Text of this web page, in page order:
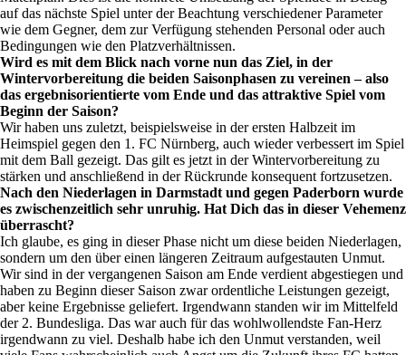
auf das nächste Spiel unter der Beachtung verschiedener Parameter
wie dem Gegner, dem zur Verfügung stehenden Personal oder auch
Bedingungen wie den Platzverhältnissen.
Wird es mit dem Blick nach vorne nun das Ziel, in der
Wintervorbereitung die beiden Saisonphasen zu vereinen – also
das ergebnisorientierte vom Ende und das attraktive Spiel vom
Beginn der Saison?
Wir haben uns zuletzt, beispielsweise in der ersten Halbzeit im
Heimspiel gegen den 1. FC Nürnberg, auch wieder verbessert im Spiel
mit dem Ball gezeigt. Das gilt es jetzt in der Wintervorbereitung zu
stärken und anschließend in der Rückrunde konsequent fortzusetzen.
Nach den Niederlagen in Darmstadt und gegen Paderborn wurde
es zwischenzeitlich sehr unruhig. Hat Dich das in dieser Vehemenz
überrascht?
Ich glaube, es ging in dieser Phase nicht um diese beiden Niederlagen,
sondern um den über einen längeren Zeitraum aufgestauten Unmut.
Wir sind in der vergangenen Saison am Ende verdient abgestiegen und
haben zu Beginn dieser Saison zwar ordentliche Leistungen gezeigt,
aber keine Ergebnisse geliefert. Irgendwann standen wir im Mittelfeld
der 2. Bundesliga. Das war auch für das wohlwollendste Fan-Herz
irgendwann zu viel. Deshalb habe ich den Unmut verstanden, weil